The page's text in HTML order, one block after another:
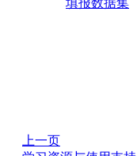
上一页